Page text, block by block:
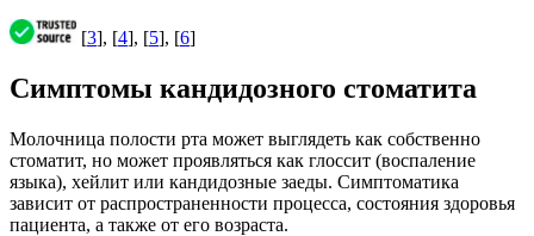
[3], [4], [5], [6]
Симптомы кандидозного стоматита
Молочница полости рта может выглядеть как собственно
стоматит, но может проявляться как глоссит (воспаление
языка), хейлит или кандидозные заеды. Симптоматика
зависит от распространенности процесса, состояния здоровья
пациента, а также от его возраста.